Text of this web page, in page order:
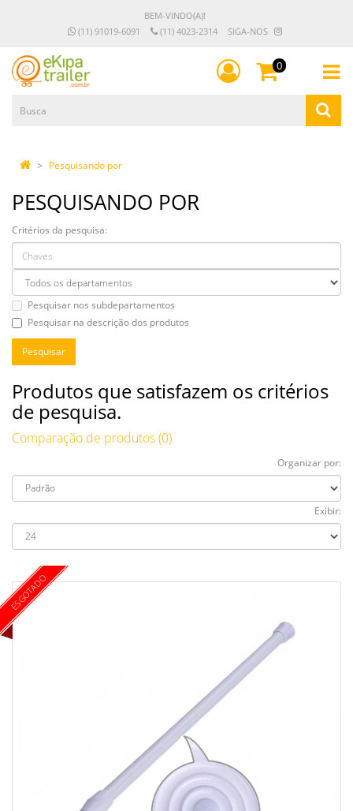
BEM-VINDO(A)!
(11) 91019-6091
(11) 4023-2314 SIGA-NOS
0
Pesquisando por
PESQUISANDO POR
Critérios da pesquisa:
Pesquisar nos subdepartamentos
Pesquisar na descrição dos produtos
Produtos que satisfazem os critérios
de pesquisa.
Comparação de produtos (0)
Organizar por:
Exibir:
ESGOTADO